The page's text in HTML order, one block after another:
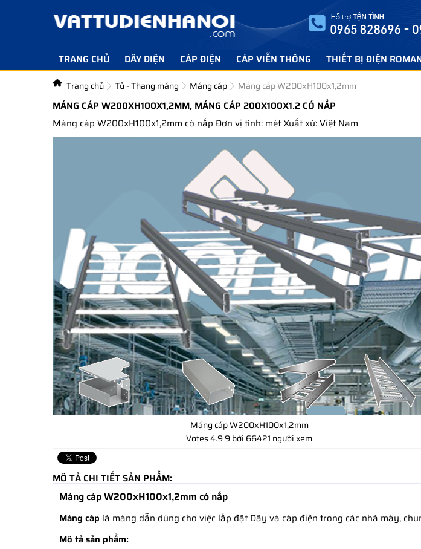
TRANG CHỦ DÂY ĐIỆN CÁP ĐIỆN CÁP VIỄN THÔNG THIẾT BỊ ĐIỆN
Trang chủ Tủ - Thang máng Máng cáp Máng cáp W200xH100x1,2mm
MÁNG CÁP W200XH100X1,2MM, MÁNG CÁP 200X100X1.2 CÓ NẮP
Máng cáp W200xH100x1,2mm có nắp Đơn vị tính: mét Xuất xứ: Việt Nam
Máng cáp W200xH100x1,2mm
Votes4.99bởi 66421 người xem
MÔ TẢ CHI TIẾT SẢN PHẨM:
Máng cáp W200xH100x1,2mm có nắp
Máng cáp là máng dẫn dùng cho việc lắp đặt Dây và cáp điện trong các nhà máy,
Mô tả sản phẩm: